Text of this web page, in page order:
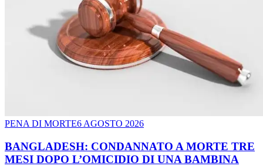
PENA DI MORTE6 AGOSTO 2026
BANGLADESH: CONDANNATO A MORTE TRE
MESI DOPO L’OMICIDIO DI UNA BAMBINA